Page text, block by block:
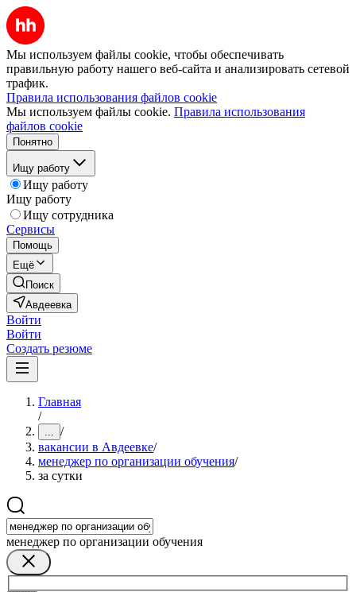
Мы используем файлы cookie, чтобы обеспечивать
правильную работу нашего веб-сайта и анализировать сетевой
трафик.
Правила использования файлов cookie
Мы используем файлы cookie. Правила использования
файлов cookie
Понятно
Ищу работу
Ищу работу
Ищу работу
Ищу сотрудника
Сервисы
Помощь
Ещё
Поиск
Авдеевка
Войти
Войти
Создать резюме
Главная
/
... /
вакансии в Авдеевке/
менеджер по организации обучения/
за сутки
менеджер по организации обучения